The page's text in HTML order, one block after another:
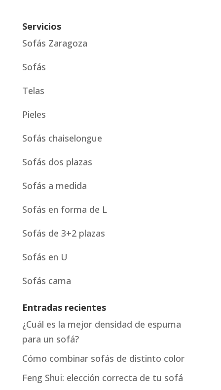
Servicios
Sofás Zaragoza
Sofás
Telas
Pieles
Sofás chaiselongue
Sofás dos plazas
Sofás a medida
Sofás en forma de L
Sofás de 3+2 plazas
Sofás en U
Sofás cama
Entradas recientes
¿Cuál es la mejor densidad de espuma
para un sofá?
Cómo combinar sofás de distinto color
Feng Shui: elección correcta de tu sofá